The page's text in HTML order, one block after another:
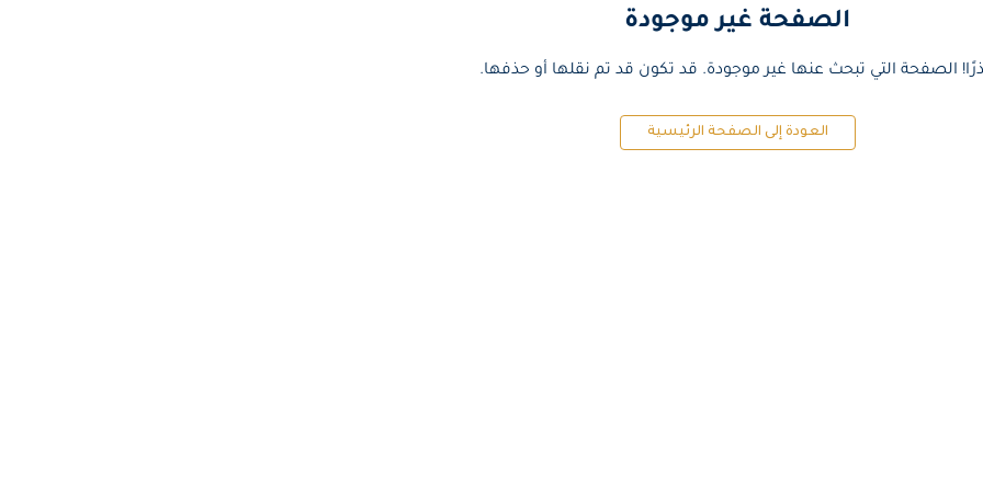
الصفحة غير موجودة
الصفحة التي تبحث عنها غير موجودة. قد تكون قد تم نقلها أو حذفها.
العودة إلى الصفحة الرئيسية